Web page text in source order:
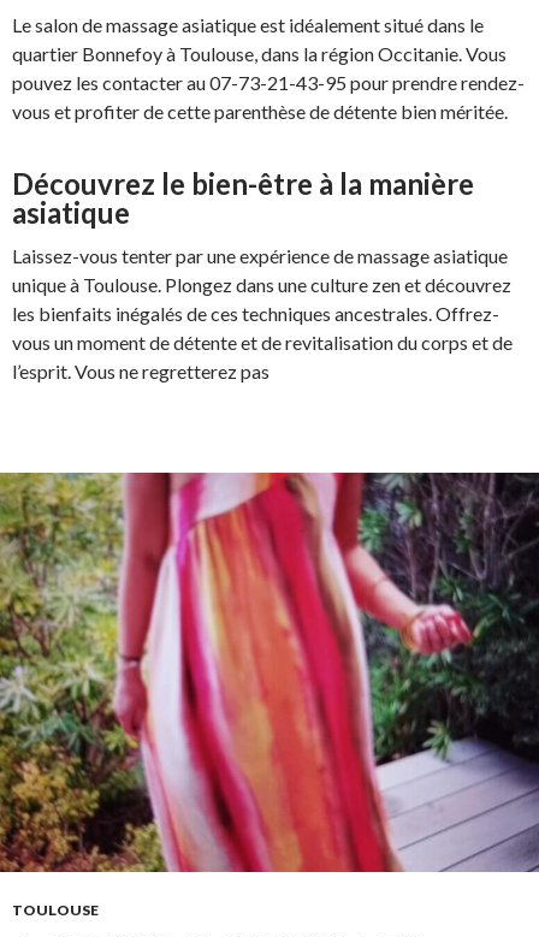
Le salon de massage asiatique est idéalement situé dans le
quartier Bonnefoy à Toulouse, dans la région Occitanie. Vous
pouvez les contacter au 07-73-21-43-95 pour prendre rendez-
vous et profiter de cette parenthèse de détente bien méritée.
Découvrez le bien-être à la manière
asiatique
Laissez-vous tenter par une expérience de massage asiatique
unique à Toulouse. Plongez dans une culture zen et découvrez
les bienfaits inégalés de ces techniques ancestrales. Offrez-
vous un moment de détente et de revitalisation du corps et de
l’esprit. Vous ne regretterez pas
TOULOUSE